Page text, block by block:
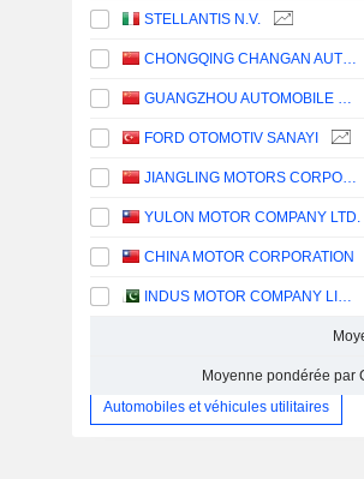
STELLANTIS N.V.
CHONGQING CHANGAN AUTOMOBILE COMPANY LIMITED
GUANGZHOU AUTOMOBILE GROUP CO., LTD.
FORD OTOMOTIV SANAYI
JIANGLING MOTORS CORPORATION, LTD.
YULON MOTOR COMPANY LTD.
CHINA MOTOR CORPORATION
INDUS MOTOR COMPANY LIMITED
Moyenne pondérée par
Automobiles et véhicules utilitaires